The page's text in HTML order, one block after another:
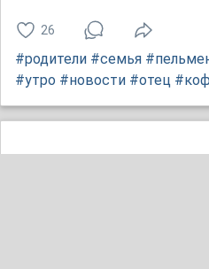
26
#родители #семья
#утро #новости #отец